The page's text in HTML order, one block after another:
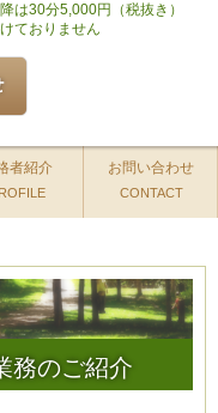
は30分5,000円（税抜き）
ておりません
者紹介 お問い合わせ
CONTACT
務のご紹介